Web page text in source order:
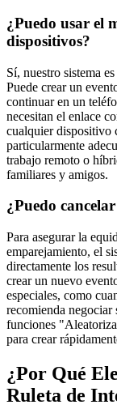
¿Puedo usar el
dispositivos?
Sí, nuestro sistema
Puede crear un
continuar en un
necesitan el enlace
cualquier dispositivo
particularmente
trabajo remoto o
familiares y amigos.
¿Puedo
Para asegurar la
emparejamiento, el
directamente los
crear un nuevo
especiales, como
recomienda negociar
funciones
para crear
¿Por Qué
Ruleta de